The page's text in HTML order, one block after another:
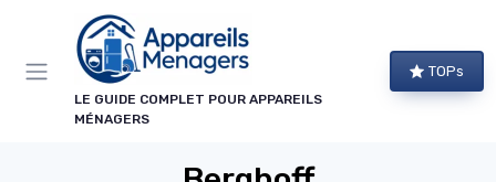
LE GUIDE COMPLET POUR APPAREILS
MÉNAGERS
TOPs
Panneau de gestion des cookies